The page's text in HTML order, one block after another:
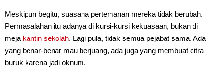
Meskipun begitu, suasana pertemanan mereka tidak berubah.
Permasalahan itu adanya di kursi-kursi kekuasaan, bukan di
meja kantin sekolah. Lagi pula, tidak semua pejabat sama. Ada
yang benar-benar mau berjuang, ada juga yang membuat citra
buruk karena jadi oknum.